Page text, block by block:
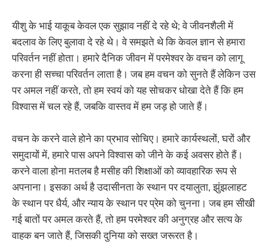
यीशु के भाई याकूब केवल एक सुझाव नहीं दे रहे थे; वे जीवनशैली में
बदलाव के लिए बुलावा दे रहे थे। वे समझते थे कि केवल ज्ञान से हमारा
परिवर्तन नहीं होता। हमारे दैनिक जीवन में परमेश्वर के वचन को लागू
करना ही सच्चा परिवर्तन लाता है। जब हम वचन को सुनते हैं लेकिन उस
पर अमल नहीं करते, तो हम स्वयं को यह सोचकर धोखा देते हैं कि हम
विश्वास में चल रहे हैं, जबकि वास्तव में हम जड़ हो जाते हैं।
वचन के करने वाले होने का प्रभाव सोचिए। हमारे कार्यस्थलों, घरों और
समुदायों में, हमारे पास अपने विश्वास को जीने के कई अवसर होते हैं।
करने वाला होना मतलब है मसीह की शिक्षाओं को व्यावहारिक रूप से
अपनाना। इसका अर्थ है उदासीनता के स्थान पर दयालुता, झुंझलाहट
के स्थान पर धैर्य, और न्याय के स्थान पर प्रेम को चुनना। जब हम सीखी
गई बातों पर अमल करते हैं, तो हम परमेश्वर की अनुग्रह और सत्य के
वाहक बन जाते हैं, जिसकी दुनिया को सख्त जरूरत है।